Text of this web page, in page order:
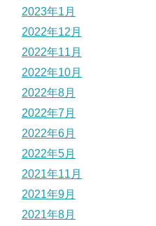
2023年1月
2022年12月
2022年11月
2022年10月
2022年8月
2022年7月
2022年6月
2022年5月
2021年11月
2021年9月
2021年8月